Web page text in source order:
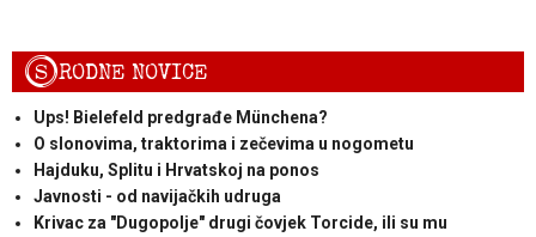
SRODNE NOVICE
Ups! Bielefeld predgrađe Münchena?
O slonovima, traktorima i zečevima u nogometu
Hajduku, Splitu i Hrvatskoj na ponos
Javnosti - od navijačkih udruga
Krivac za "Dugopolje" drugi čovjek Torcide, ili su mu